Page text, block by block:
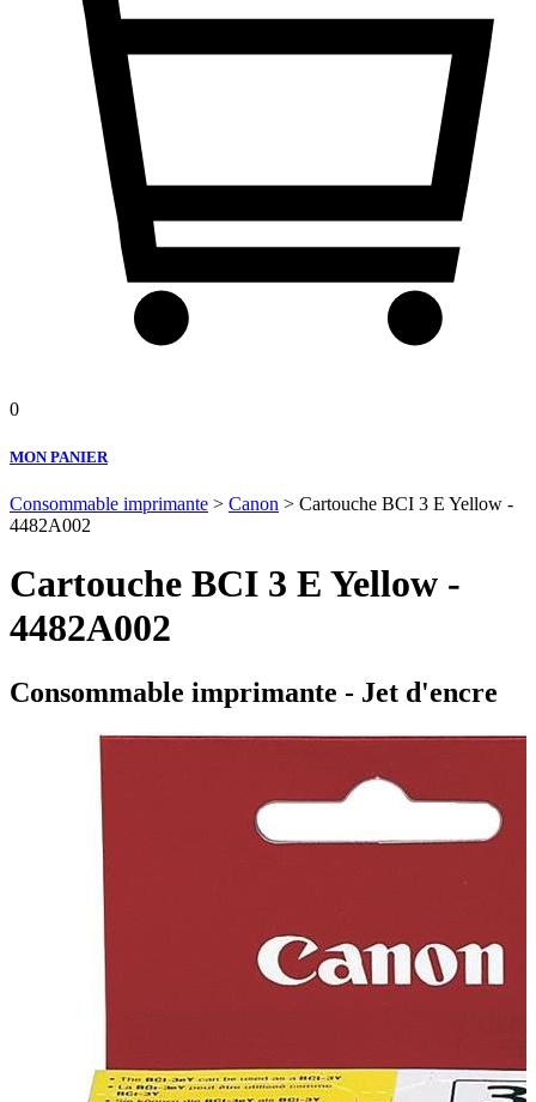
0
MON PANIER
Consommable imprimante > Canon > Cartouche BCI 3 E Yellow -
4482A002
Cartouche BCI 3 E Yellow -
4482A002
Consommable imprimante - Jet d'encre